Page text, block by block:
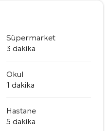
Süpermarket
3 dakika
Okul
1 dakika
Hastane
5 dakika